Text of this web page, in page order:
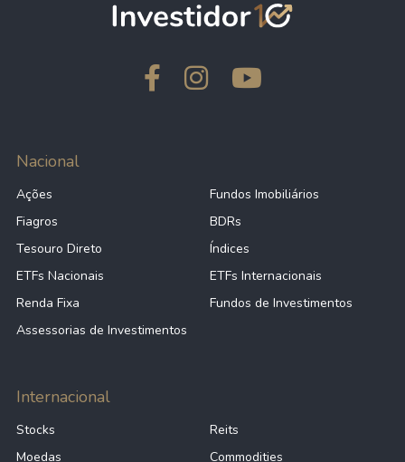
Nacional
Ações
Fundos Imobiliários
Fiagros
BDRs
Tesouro Direto
Índices
ETFs Nacionais
ETFs Internacionais
Renda Fixa
Fundos de Investimentos
Assessorias de Investimentos
Internacional
Stocks
Reits
Moedas
Commodities